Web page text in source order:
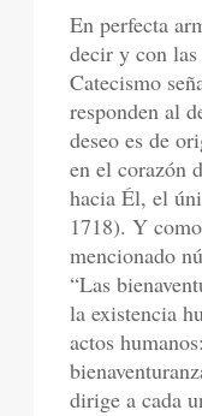
En perfecta
decir y con las
Catecismo
responden al
deseo es de
en el corazón
hacia Él, el
1718). Y
mencionado
“Las
la existencia
actos
dirige a cada